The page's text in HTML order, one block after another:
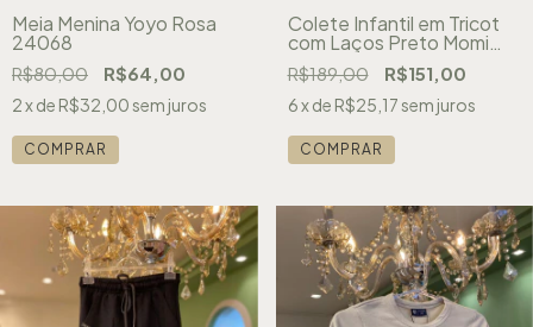
Meia Menina Yoyo Rosa
24068
R$80,00 R$64,00
2x de R$32,00sem juros
COMPRAR
Colete Infantil em Tricot
com Laços Preto Momi
H7096
R$189,00 R$151,00
6x de R$25,17sem juros
COMPRAR